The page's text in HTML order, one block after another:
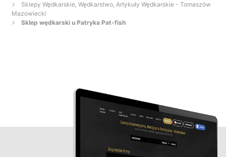
Sklepy Wędkarskie, Wędkarstwo, Artykuły Wędkarskie - Tomaszów
Mazowiecki
Sklep wędkarski u Patryka Pat-fish